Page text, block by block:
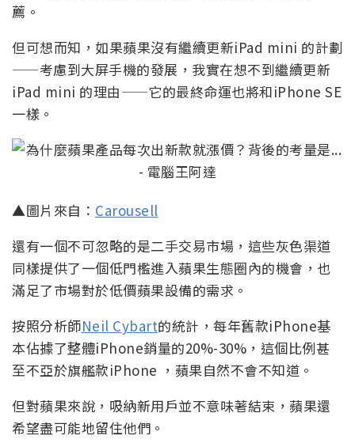
薦。
但可想而知，如果蘋果沒有繼續更新iPad mini 的計劃
——考慮到大屏手機的發展，我實在想不到繼續更新
iPad mini 的理由——它的最終命運也將和iPhone SE
一樣。
▲圖片來自： Carousell
還有一個不可忽略的是二手交易市場，這些灰色渠道
同樣提供了一個低門檻進入蘋果生態圈內的機會，也
滿足了市場對於低價蘋果設備的需求。
按照分析師Neil Cybart的統計，每年舊款iPhone基
本佔據了整體iPhone銷量的20%-30%，這個比例甚
至不亞於旗艦款iPhone ，蘋果自然不會不知道。
但對蘋果來說，吸納新用戶並不意味著結束，蘋果還
希望盡可能地留住他們。